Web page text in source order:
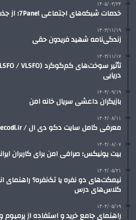
۱۴۰۵/۰۳/۲۴
خدمات شبکه‌های اجتماعی 7Panel؛ از جذب مخاطب تا افزایش درآمد
۱۴۰۳/۱۱/۱۹
زندگی‌نامه شهید فریدون حقی
۱۴۰۳/۱۱/۱۷
دریایی
۱۴۰۴/۰۹/۱۹
بازیگران داعشی سریال خانه امن
۱۴۰۴/۰۸/۱۱
معرفی کامل سایت دکو دی ال / Decodl.ir
۱۴۰۴/۰۸/۰۷
بیت یونیکس؛ صرافی امن برای کاربران
۱۴۰۴/۰۵/۲۱
نیمکت‌های دو نفره یا تک‌نفره؟ راهنمای
کلاس‌های درس
۱۴۰۴/۰۵/۱۹
راهنمای جامع خرید و استفاده از